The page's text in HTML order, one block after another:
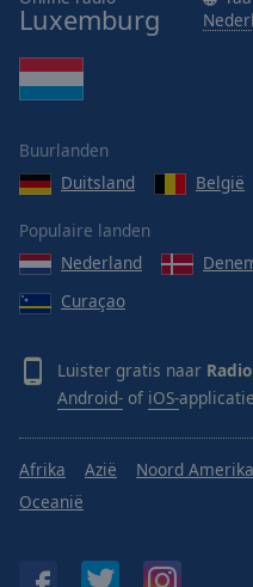
Luxemburg
Buurlanden
Duitsland
België
Populaire landen
Nederland
Curaçao
Luister gratis naar
Android- of iOS-
Afrika Azië Noord Amerika
Oceanië